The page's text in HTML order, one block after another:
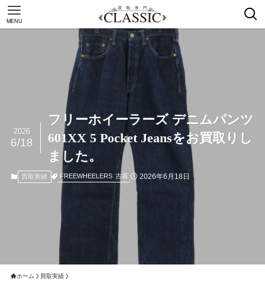
MENU
フリーホイーラーズ デニムパンツ
601XX 5 Pocket Jeansをお買取りし
ました。
2026
6/18
買取実績 FREEWHEELERS 古着 2026年6月18日
ホーム 買取実績